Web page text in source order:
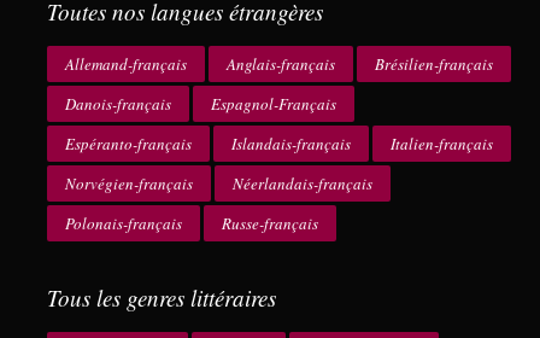
Toutes nos langues étrangères
Allemand-français Anglais-français
Brésilien-français
Danois-français
Espagnol-Français
Espéranto-français
Islandais-français
Italien-français
Norvégien-français
Néerlandais-français
Polonais-français
Russe-français
Tous les genres littéraires